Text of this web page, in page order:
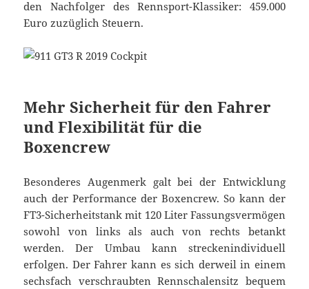
den Nachfolger des Rennsport-Klassiker: 459.000
Euro zuzüglich Steuern.
Mehr Sicherheit für den Fahrer
und Flexibilität für die
Boxencrew
Besonderes Augenmerk galt bei der Entwicklung
auch der Performance der Boxencrew. So kann der
FT3-Sicherheitstank mit 120 Liter Fassungsvermögen
sowohl von links als auch von rechts betankt
werden. Der Umbau kann streckenindividuell
erfolgen. Der Fahrer kann es sich derweil in einem
sechsfach verschraubten Rennschalensitz bequem